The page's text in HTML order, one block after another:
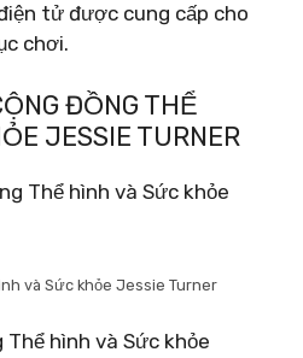
tử được cung cấp cho
chơi.
ĐỒNG THỂ
JESSIE TURNER
và Sức khỏe Jessie Turner
hình và Sức khỏe